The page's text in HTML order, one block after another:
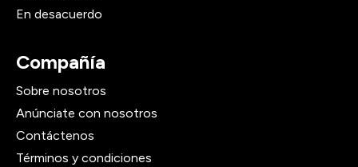
En desacuerdo
Compañía
Sobre nosotros
Anúnciate con nosotros
Contáctenos
Términos y condiciones